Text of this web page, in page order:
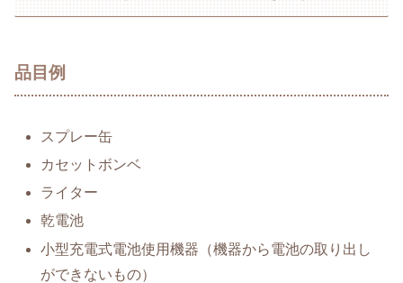
品目例
スプレー缶
カセットボンベ
ライター
乾電池
小型充電式電池使用機器（機器から電池の取り出し
ができないもの）